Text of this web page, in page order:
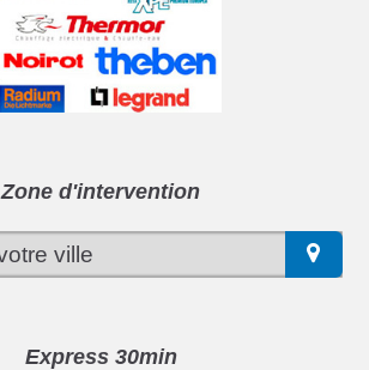
Zone d'intervention
Express 30min